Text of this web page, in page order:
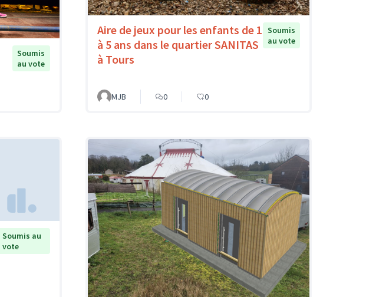
Soumis
au vote
Aire de jeux pour les enfants de 1
à 5 ans dans le quartier SANITAS
à Tours
Soumis
au vote
MJB 0 0
Soumis au
vote